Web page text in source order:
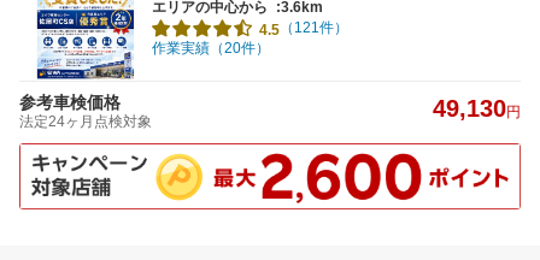
エリアの中心から
:3.6km
4.5 （121件）
作業実績（20件）
参考車検価格
法定24ヶ月点検対象 49,130円